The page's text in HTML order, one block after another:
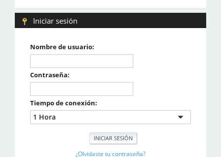
Iniciar sesión
Nombre de usuario:
Contraseña:
Tiempo de conexión:
¿Olvidaste tu contraseña?